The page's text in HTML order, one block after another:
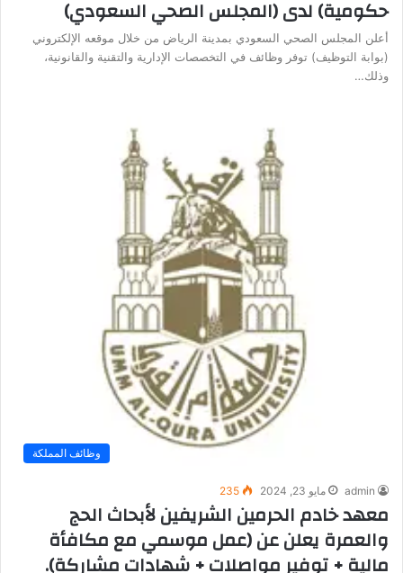
حكومية) لدى (المجلس الصحي السعودي)
أعلن المجلس الصحي السعودي بمدينة الرياض من خلال موقعه الإلكتروني
(بوابة التوظيف) توفر وظائف في التخصصات الإدارية والتقنية والقانونية،
وذلك…
وظائف المملكة
admin مايو 23, 2024 235
معهد خادم الحرمين الشريفين لأبحاث الحج
والعمرة يعلن عن (عمل موسمي مع مكافأة
مالية + توفير مواصلات + شهادات مشاركة).